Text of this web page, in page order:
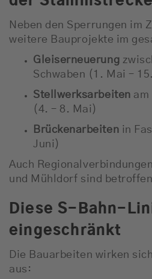
Neben den Sperrungen im
weitere Bauprojekte im
Gleiserneuerung
Schwaben (1. Mai –
Stellwerksarbeiten am
(4. – 8. Mai)
Brückenarbeiten in
Juni)
Auch
und Mühldorf sind
Diese S-Bahn-
eingeschränkt
Die Bauarbeiten wirken
aus: